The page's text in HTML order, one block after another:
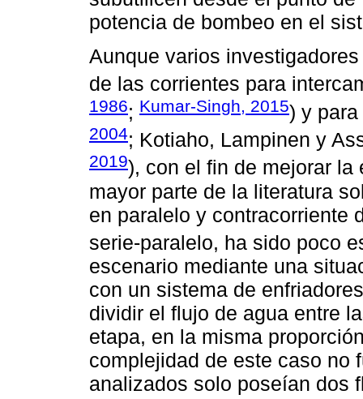
potencia de bombeo en el
Aunque varios
de las corrientes para
1986; Kumar-Singh, 2015) y
2004; Kotiaho, Lampinen y
2019), con el fin de mejorar
mayor parte de la literatura
en paralelo y contracorriente
serie-paralelo, ha sido poco
escenario mediante una
con un sistema de
dividir el flujo de agua entre
etapa, en la misma
complejidad de este caso no
analizados solo poseían dos